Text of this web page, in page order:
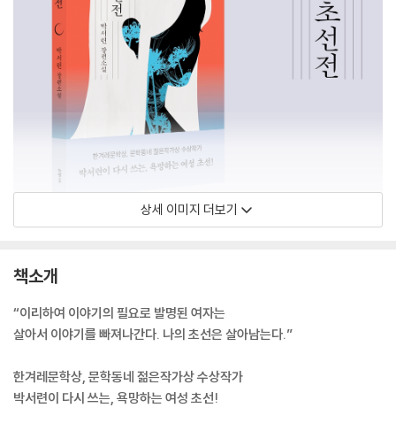
상세 이미지 더보기
책소개
“이리하여 이야기의 필요로 발명된 여자는
살아서 이야기를 빠져나간다. 나의 초선은 살아남는다.”
한겨레문학상, 문학동네 젊은작가상 수상작가
박서련이 다시 쓰는, 욕망하는 여성 초선!